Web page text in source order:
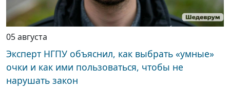
05 августа
Эксперт НГПУ объяснил, как выбрать «умные»
очки и как ими пользоваться, чтобы не
нарушать закон